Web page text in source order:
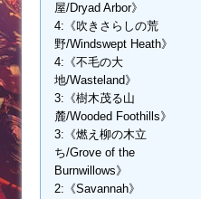
屋/Dryad Arbor》
4:《吹きさらしの荒
野/Windswept Heath》
4:《不毛の大
地/Wasteland》
3:《樹木茂る山
麓/Wooded Foothills》
3:《燃え柳の木立
ち/Grove of the
Burnwillows》
2:《Savannah》